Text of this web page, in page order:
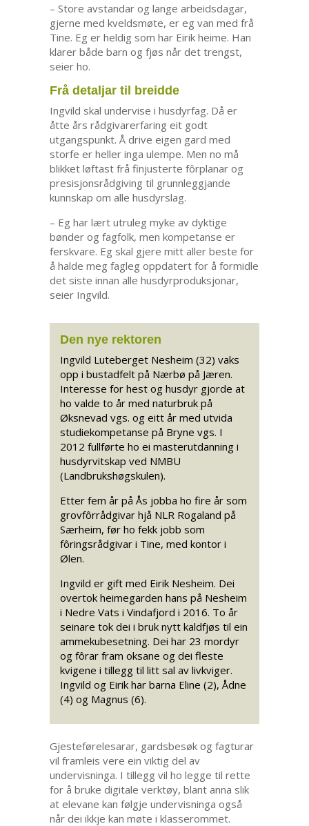
– Store avstandar og lange arbeidsdagar,
gjerne med kveldsmøte, er eg van med frå
Tine. Eg er heldig som har Eirik heime. Han
klarer både barn og fjøs når det trengst,
seier ho.
Frå detaljar til breidde
Ingvild skal undervise i husdyrfag. Då er
åtte års rådgivarerfaring eit godt
utgangspunkt. Å drive eigen gard med
storfe er heller inga ulempe. Men no må
blikket løftast frå finjusterte fôrplanar og
presisjonsrådgiving til grunnleggjande
kunnskap om alle husdyrslag.
– Eg har lært utruleg myke av dyktige
bønder og fagfolk, men kompetanse er
ferskvare. Eg skal gjere mitt aller beste for
å halde meg fagleg oppdatert for å formidle
det siste innan alle husdyrproduksjonar,
seier Ingvild.
Den nye rektoren
Ingvild Luteberget Nesheim (32) vaks
opp i bustadfelt på Nærbø på Jæren.
Interesse for hest og husdyr gjorde at
ho valde to år med naturbruk på
Øksnevad vgs. og eitt år med utvida
studiekompetanse på Bryne vgs. I
2012 fullførte ho ei masterutdanning i
husdyrvitskap ved NMBU
(Landbrukshøgskulen).
Etter fem år på Ås jobba ho fire år som
grovfôrrådgivar hjå NLR Rogaland på
Særheim, før ho fekk jobb som
fôringsrådgivar i Tine, med kontor i
Ølen.
Ingvild er gift med Eirik Nesheim. Dei
overtok heimegarden hans på Nesheim
i Nedre Vats i Vindafjord i 2016. To år
seinare tok dei i bruk nytt kaldfjøs til ein
ammekubesetning. Dei har 23 mordyr
og fôrar fram oksane og dei fleste
kvigene i tillegg til litt sal av livkviger.
Ingvild og Eirik har barna Eline (2), Ådne
(4) og Magnus (6).
Gjesteførelesarar, gardsbesøk og fagturar
vil framleis vere ein viktig del av
undervisninga. I tillegg vil ho legge til rette
for å bruke digitale verktøy, blant anna slik
at elevane kan følgje undervisninga også
når dei ikkje kan møte i klasserommet.